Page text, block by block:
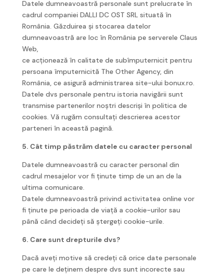
Datele dumneavoastră personale sunt prelucrate în
cadrul companiei DALLI DC OST SRL situată în
România. Găzduirea și stocarea datelor
dumneavoastră are loc în România pe serverele Claus
Web,
ce acționează în calitate de subîmputernicit pentru
persoana împuternicită The Other Agency, din
România, ce asigură administrarea site-ului bonux.ro.
Datele dvs personale pentru istoria navigării sunt
transmise partenerilor noștri descriși în politica de
cookies. Vă rugăm consultați descrierea acestor
parteneri în această pagină.
5. Cât timp păstrăm datele cu caracter personal
Datele dumneavoastră cu caracter personal din
cadrul mesajelor vor fi ținute timp de un an de la
ultima comunicare.
Datele dumneavoastră privind activitatea online vor
fi ținute pe perioada de viață a cookie-urilor sau
până când decideți să ștergeți cookie-urile.
6. Care sunt drepturile dvs?
Dacă aveți motive să credeți că orice date personale
pe care le deținem despre dvs sunt incorecte sau